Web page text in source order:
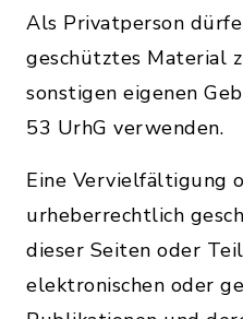
Als Privatperson
geschütztes Material
sonstigen eigenen
53 UrhG verwenden.
Eine Vervielfältigung
urheberrechtlich
dieser Seiten oder
elektronischen oder